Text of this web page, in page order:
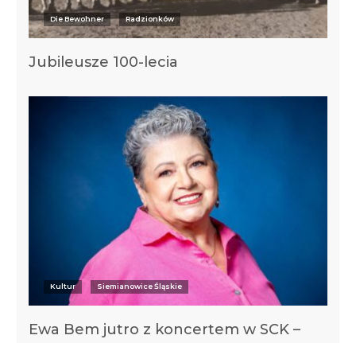
Die Bewohner Radzionków
Jubileusze 100-lecia
Kultur Siemianowice Śląskie
Ewa Bem jutro z koncertem w SCK –